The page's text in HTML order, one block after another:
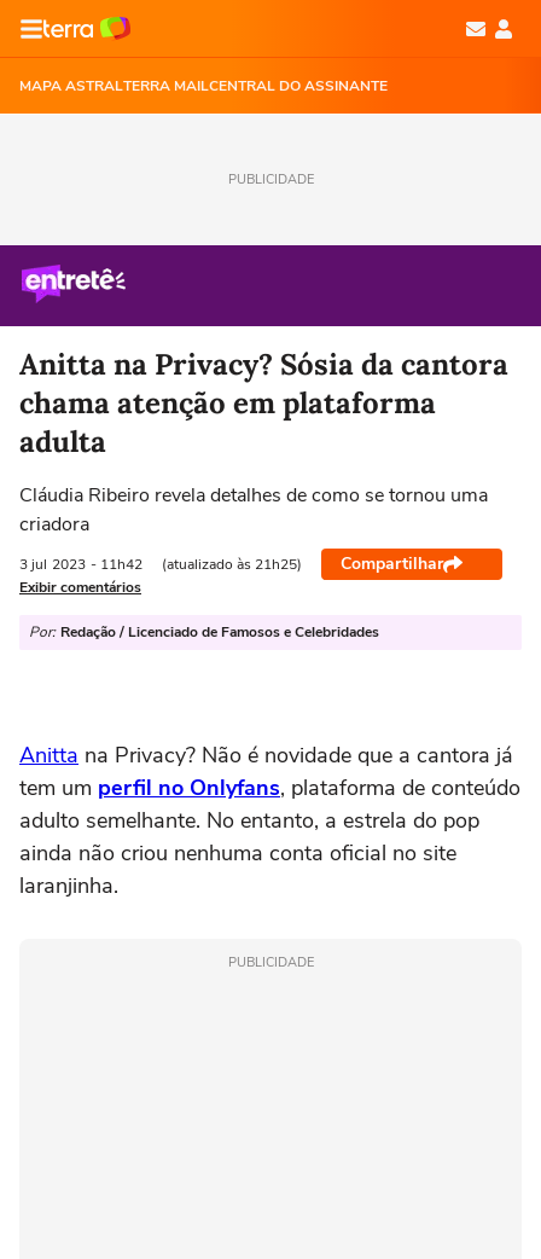
MAPA ASTRALTERRA MAILCENTRAL DO ASSINANTE
PUBLICIDADE
Anitta na Privacy? Sósia da cantora
chama atenção em plataforma
adulta
Cláudia Ribeiro revela detalhes de como se tornou uma
criadora
3 jul 2023 - 11h42 (atualizado às 21h25) Compartilhar
Exibir comentários
Por: Redação / Licenciado de Famosos e Celebridades
Anitta na Privacy? Não é novidade que a cantora já
tem um perfil no Onlyfans, plataforma de conteúdo
adulto semelhante. No entanto, a estrela do pop
ainda não criou nenhuma conta oficial no site
laranjinha.
PUBLICIDADE